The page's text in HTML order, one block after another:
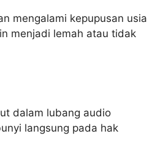
mengalami kepupusan usia
menjadi lemah atau tidak
dalam lubang audio
langsung pada hak